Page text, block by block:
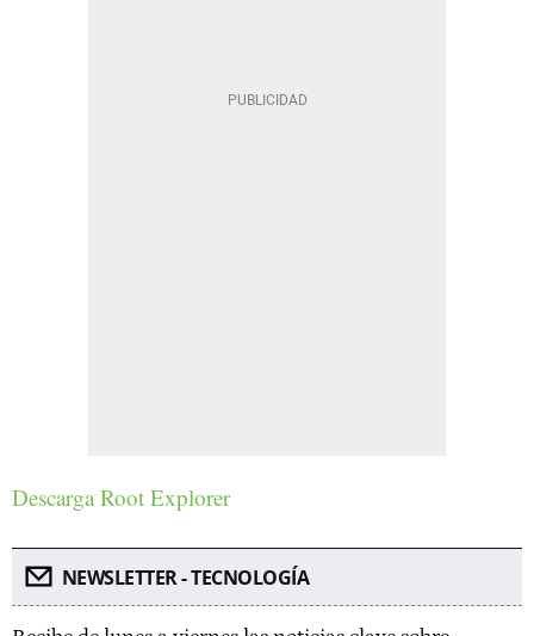
Descarga Root Explorer
NEWSLETTER - TECNOLOGÍA